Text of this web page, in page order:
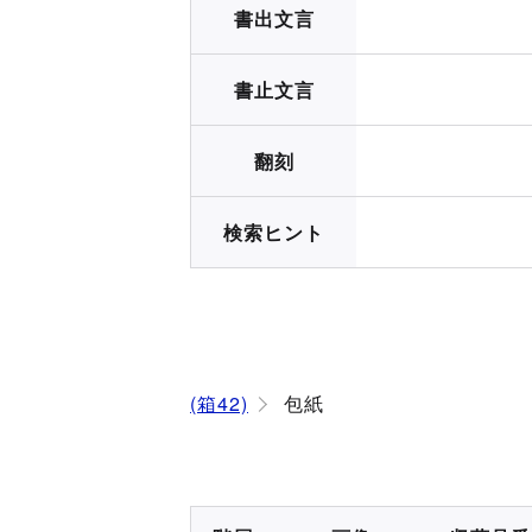
書出文言
書止文言
翻刻
検索ヒント
(箱42) 包紙